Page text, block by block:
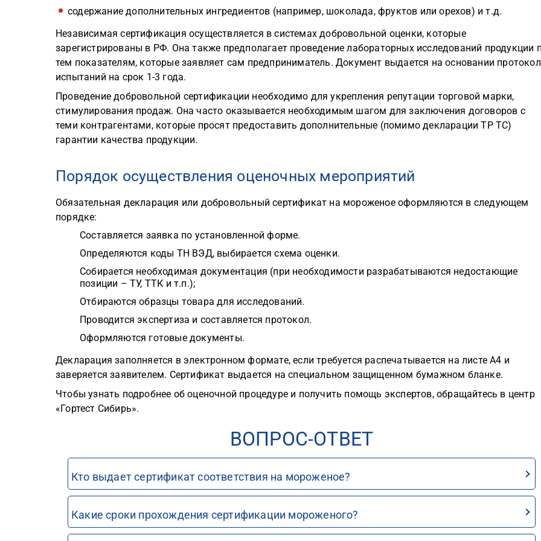
содержание дополнительных ингредиентов (например, шоколада, фруктов или орехов) и т.д.
Независимая сертификация осуществляется в системах добровольной оценки, которые
зарегистрированы в РФ. Она также предполагает проведение лабораторных исследований продукции
тем показателям, которые заявляет сам предприниматель. Документ выдается на основании
испытаний на срок 1-3 года.
Проведение добровольной сертификации необходимо для укрепления репутации торговой марки,
стимулирования продаж. Она часто оказывается необходимым шагом для заключения договоров с
теми контрагентами, которые просят предоставить дополнительные (помимо декларации ТР ТС)
гарантии качества продукции.
Порядок осуществления оценочных мероприятий
Обязательная декларация или добровольный сертификат на мороженое оформляются в следующем
порядке:
Составляется заявка по установленной форме.
Определяются коды ТН ВЭД, выбирается схема оценки.
Собирается необходимая документация (при необходимости разрабатываются недостающие
позиции – ТУ, ТТК и т.п.);
Отбираются образцы товара для исследований.
Проводится экспертиза и составляется протокол.
Оформляются готовые документы.
Декларация заполняется в электронном формате, если требуется распечатывается на листе А4 и
заверяется заявителем. Сертификат выдается на специальном защищенном бумажном бланке.
Чтобы узнать подробнее об оценочной процедуре и получить помощь экспертов, обращайтесь в центр
«Гортест Сибирь».
ВОПРОС-ОТВЕТ
Кто выдает сертификат соответствия на мороженое?
Какие сроки прохождения сертификации мороженого?